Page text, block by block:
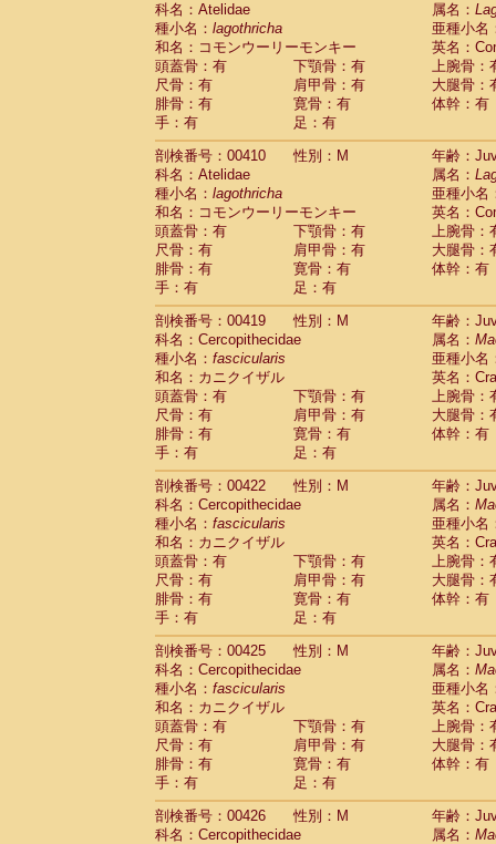
科名：Atelidae
属名：
種小名： lagothricha
亜種小名
和名：コモンウーリーモンキー
英名：
頭蓋骨：有
下顎骨：有
上腕骨：
尺骨：有
肩甲骨：有
大腿骨：
腓骨：有
寛骨：有
体幹：有
手：有
足：有
剖検番号：00410
性別：M
年齢：
科名：Atelidae
属名：
種小名： lagothricha
亜種小名
和名：コモンウーリーモンキー
英名：
頭蓋骨：有
下顎骨：有
上腕骨：
尺骨：有
肩甲骨：有
大腿骨：
腓骨：有
寛骨：有
体幹：有
手：有
足：有
剖検番号：00419
性別：M
年齢：
科名：Cercopithecidae
属名：
種小名： fascicularis
亜種小名
和名：カニクイザル
英名：
頭蓋骨：有
下顎骨：有
上腕骨：
尺骨：有
肩甲骨：有
大腿骨：
腓骨：有
寛骨：有
体幹：有
手：有
足：有
剖検番号：00422
性別：M
年齢：
科名：Cercopithecidae
属名：
種小名： fascicularis
亜種小名
和名：カニクイザル
英名：
頭蓋骨：有
下顎骨：有
上腕骨：
尺骨：有
肩甲骨：有
大腿骨：
腓骨：有
寛骨：有
体幹：有
手：有
足：有
剖検番号：00425
性別：M
年齢：
科名：Cercopithecidae
属名：
種小名： fascicularis
亜種小名
和名：カニクイザル
英名：
頭蓋骨：有
下顎骨：有
上腕骨：
尺骨：有
肩甲骨：有
大腿骨：
腓骨：有
寛骨：有
体幹：有
手：有
足：有
剖検番号：00426
性別：M
年齢：
科名：Cercopithecidae
属名：